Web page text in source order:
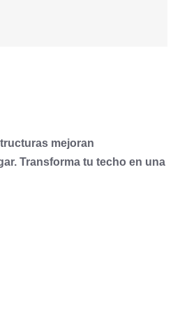
mejoran
Transforma tu techo en una